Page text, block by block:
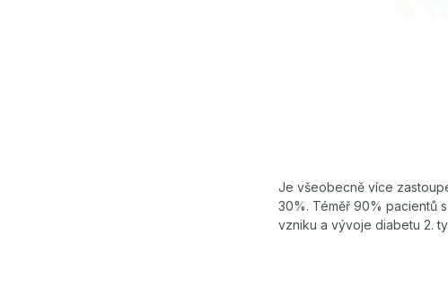
Je všeobecně více
30%. Téměř 90% pacientů
vzniku a vývoje diabetu 2.